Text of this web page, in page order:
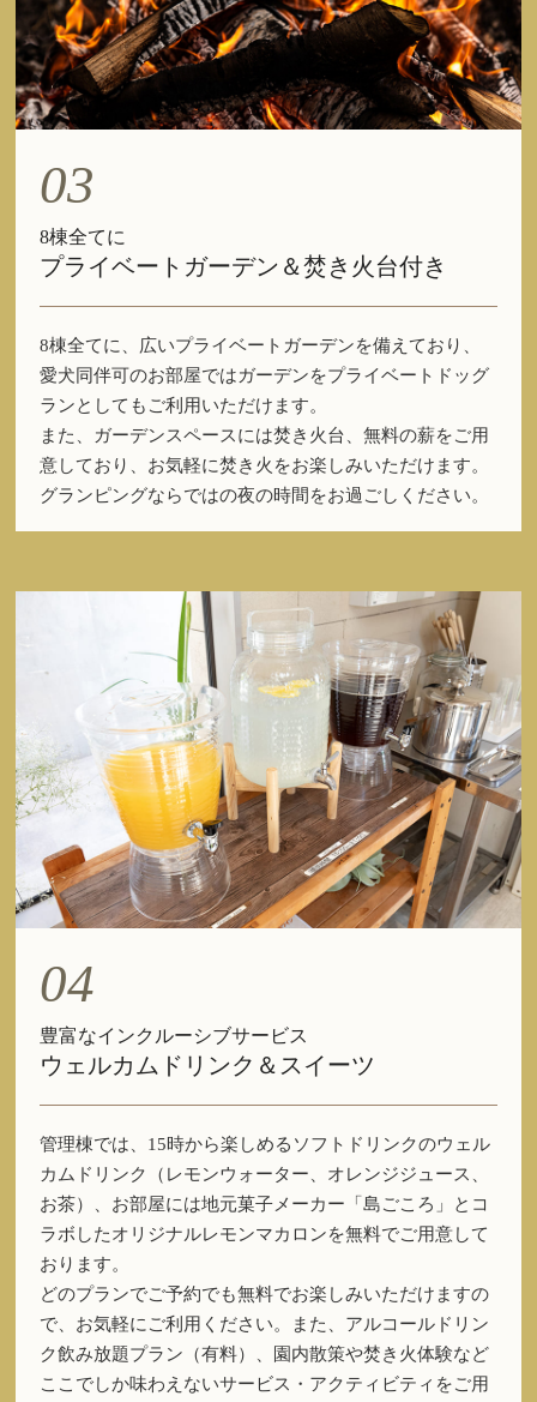
03
8棟全てに
プライベートガーデン＆焚き火台付き
8棟全てに、広いプライベートガーデンを備えており、
愛犬同伴可のお部屋ではガーデンをプライベートドッグ
ランとしてもご利用いただけます。
また、ガーデンスペースには焚き火台、無料の薪をご用
意しており、お気軽に焚き火をお楽しみいただけます。
グランピングならではの夜の時間をお過ごしください。
04
豊富なインクルーシブサービス
ウェルカムドリンク＆スイーツ
管理棟では、15時から楽しめるソフトドリンクのウェル
カムドリンク（レモンウォーター、オレンジジュース、
お茶）、お部屋には地元菓子メーカー「島ごころ」とコ
ラボしたオリジナルレモンマカロンを無料でご用意して
おります。
どのプランでご予約でも無料でお楽しみいただけますの
で、お気軽にご利用ください。また、アルコールドリン
ク飲み放題プラン（有料）、園内散策や焚き火体験など
ここでしか味わえないサービス・アクティビティをご用